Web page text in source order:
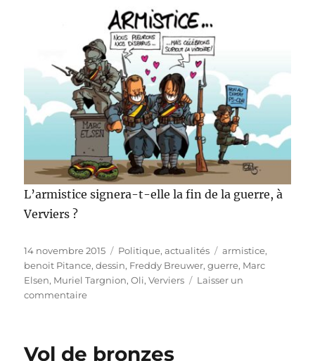
attentats
L’armistice signera-t-elle la fin de la guerre, à
Verviers ?
Publié
le
14 novembre 2015 Catégories
Politique, actualités Étiquettes
armistice,
benoit Pitance,dessin, Freddy Breuwer,guerre, Marc
Elsen, Muriel Targnion,Oli,Verviers
Laisser un
commentairesur
Vol de bronzes